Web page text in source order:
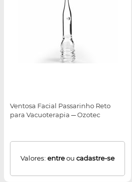
Ventosa Facial Passarinho Reto
para Vacuoterapia ─ Ozotec
Valores: entreou cadastre-se